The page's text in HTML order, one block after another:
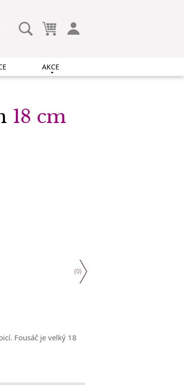
18 cm
(0)
Fousáč je velký 18
AKCE